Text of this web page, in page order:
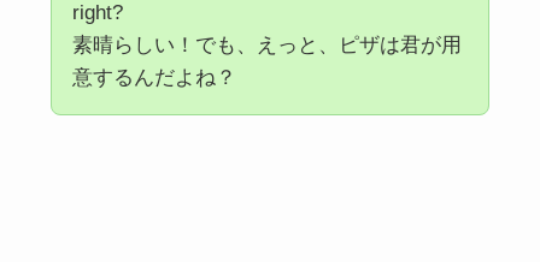
right?
素晴らしい！でも、えっと、ピザは君が用
意するんだよね？